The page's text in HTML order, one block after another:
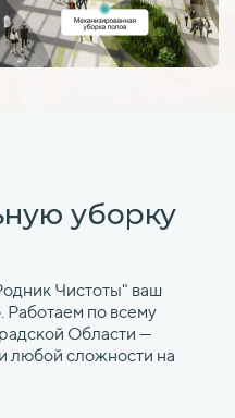
уборку
Чистоты" ваш
Работаем по всему
Области —
любой сложности на